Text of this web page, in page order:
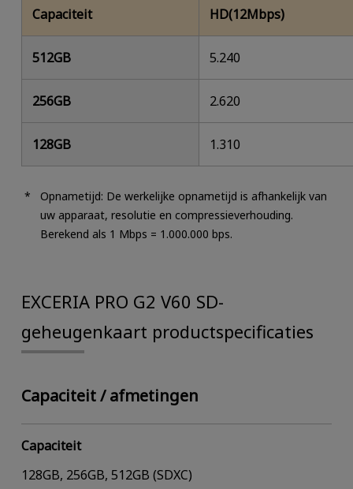
Capaciteit HD(12Mbps)
512GB 5.240
256GB 2.620
128GB 1.310
Opnametijd: De werkelijke opnametijd is afhankelijk van
uw apparaat, resolutie en compressieverhouding.
Berekend als 1 Mbps = 1.000.000 bps.
EXCERIA PRO G2 V60 SD-
geheugenkaart productspecificaties
Capaciteit / afmetingen
Capaciteit
128GB, 256GB, 512GB (SDXC)